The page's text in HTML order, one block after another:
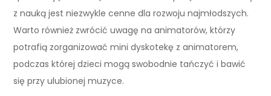
z nauką jest niezwykle cenne dla rozwoju najmłodszych.
Warto również zwrócić uwagę na animatorów, którzy
potrafią zorganizować mini dyskotekę z animatorem,
podczas której dzieci mogą swobodnie tańczyć i bawić
się przy ulubionej muzyce.